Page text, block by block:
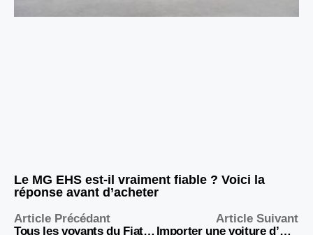
Le MG EHS est-il vraiment fiable ? Voici la
réponse avant d’acheter
Article Précédant
Tous les voyants du Fiat Ducato expliqués : couleurs, significations et actions à entreprendre
Article Suivant
Importer une voiture d’Allemagne : guide complet pour réussir votre achat sans mauvaises surprises